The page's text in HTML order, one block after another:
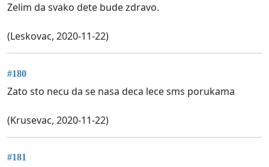
Zelim da svako dete bude zdravo.
(Leskovac, 2020-11-22)
#180
Zato sto necu da se nasa deca lece sms porukama
(Krusevac, 2020-11-22)
#181